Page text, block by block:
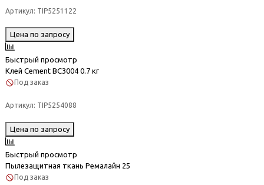
Артикул: TIP5251122
Цена по запросу
Быстрый просмотр
Клей Cement BC3004 0.7 кг
Под заказ
Артикул: TIP5254088
Цена по запросу
Быстрый просмотр
Пылезащитная ткань Ремалайн 25
Под заказ